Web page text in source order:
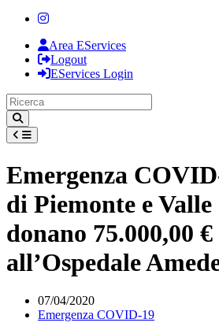
Area EServices
Logout
EServices Login
Emergenza
di Piemonte e Valle
donano 75.000,00 €
all’Ospedale
07/04/2020
Emergenza COVID-19